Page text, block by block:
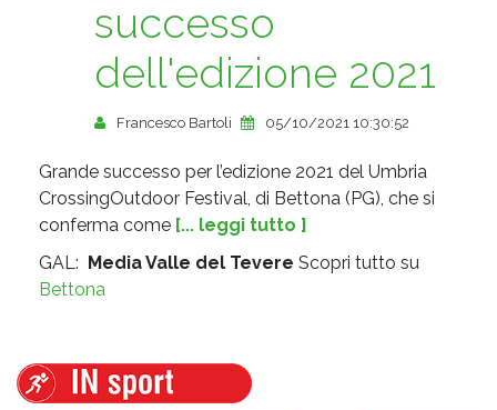
successo
dell'edizione 2021
Francesco Bartoli 05/10/2021 10:30:52
Grande successo per l’edizione 2021 del Umbria
CrossingOutdoor Festival, di Bettona (PG), che si
conferma come [... leggi tutto ]
GAL:
Media Valle del Tevere Scopri tutto su
Bettona